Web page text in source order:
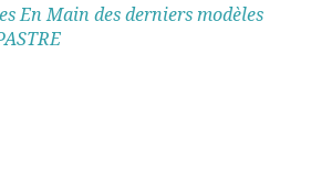
En Main des derniers modèles